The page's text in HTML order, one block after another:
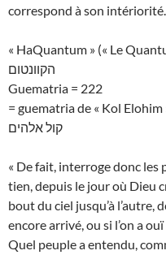
correspond à son intériorité.
« HaQuantum » (« Le
הקוונטום
Guematria = 222
= guematria de « Kol Elohim
קול אלהים
« De fait, interroge donc les
tien, depuis le jour où Dieu
bout du ciel jusqu’à l’autre,
encore arrivé, ou si l’on a
Quel peuple a entendu,